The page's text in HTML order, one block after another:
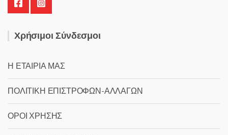
Χρήσιμοι Σύνδεσμοι
Η ΕΤΑΙΡΙΑ ΜΑΣ
ΠΟΛΙΤΙΚΗ ΕΠΙΣΤΡΟΦΩΝ-ΑΛΛΑΓΩΝ
ΟΡΟΙ ΧΡΗΣΗΣ